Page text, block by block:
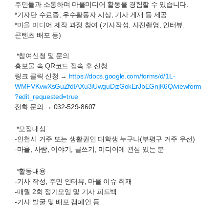
주민들과 소통하며 마을미디어 활동을 경험할 수 있습니다.
*기자단 수료증, 우수활동자 시상, 기사 게재 등 제공
*마을 미디어 제작 과정 참여 (기사작성, 사진촬영, 인터뷰,
콘텐츠 배포 등)
*참여신청 및 문의
홍보물 속 QR코드 접속 후 신청
링크 클릭 신청 → https://docs.google.com/forms/d/1L-
WMFVKvwXsGuZfdIAXu3iUwguDjzGokErJbEGnjK6Q/viewform
?edit_requested=true
전화 문의 → 032-529-8607
*모집대상
-인천시 거주 또는 생활권인대학생 누구나(부평구 거주 우선)
-마을, 사람, 이야기, 글쓰기, 미디어에 관심 있는 분
*활동내용
-기사 작성, 주민 인터뷰, 마을 이슈 취재
-매월 2회 정기모임 및 기사 피드백
-기사 발굴 및 배포 캠페인 등